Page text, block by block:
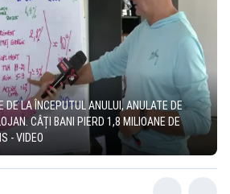
DE LA ÎNCEPUTUL ANULUI, ANULATE DE
CÂȚI BANI PIERD 1,8 MILIOANE DE
- VIDEO